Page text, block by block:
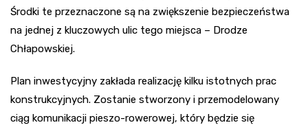
Środki te przeznaczone są na zwiększenie bezpieczeństwa
na jednej z kluczowych ulic tego miejsca – Drodze
Chłapowskiej.
Plan inwestycyjny zakłada realizację kilku istotnych prac
konstrukcyjnych. Zostanie stworzony i przemodelowany
ciąg komunikacji pieszo-rowerowej, który będzie się